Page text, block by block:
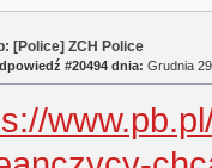
[Police] ZCH Police
#20494 dnia: Grudnia